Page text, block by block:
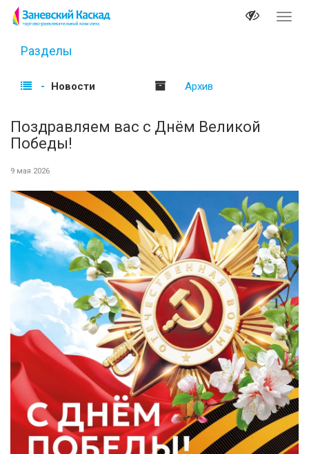
Разделы
Новости Архив
Поздравляем вас с Днём Beликoй
Победы!
9 мая 2026